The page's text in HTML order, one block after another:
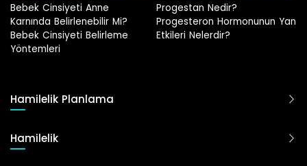
Progestan Nedir?
Progesteron Hormonunun Yan
Etkileri Nelerdir?
Hamilelikte Adet Görülür Mü?
Hamilelik Planlama
Hamilelik